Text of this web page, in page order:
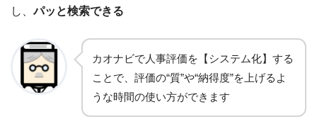
し、パッと検索できる
カオナビで人事評価を【システム化】する
ことで、評価の“質”や“納得度”を上げるよ
うな時間の使い方ができます